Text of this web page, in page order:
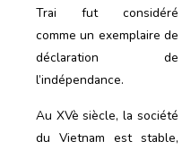
Trai fut considéré
comme un exemplaire de
déclaration de
l’indépendance.
Au XVè siècle, la société
du Vietnam est stable,